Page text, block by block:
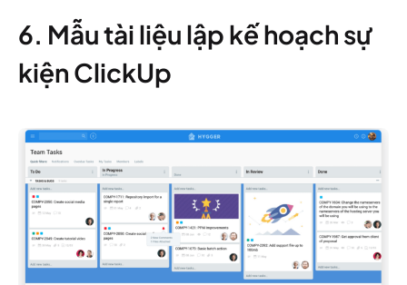
6. Mẫu tài liệu lập kế hoạch sự
kiện ClickUp